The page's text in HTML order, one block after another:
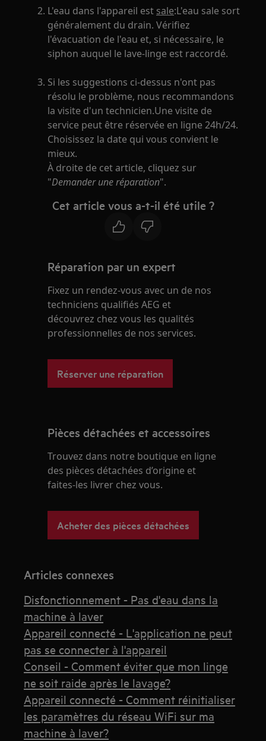
L'eau dans l'appareil est sale:L'eau sale sort
généralement du drain. Vérifiez
l'évacuation de l'eau et, si nécessaire, le
siphon auquel le lave-linge est raccordé.
Si les suggestions ci-dessus n'ont pas
résolu le problème, nous recommandons
la visite d'un technicien.Une visite de
service peut être réservée en ligne 24h/24.
Choisissez la date qui vous convient le
mieux.
À droite de cet article, cliquez sur
"Demander une réparation".
Cet article vous a-t-il été utile ?
Réparation par un expert
Fixez un rendez-vous avec un de nos
techniciens qualifiés AEG et
découvrez chez vous les qualités
professionnelles de nos services.
Réserver une réparation
Pièces détachées et accessoires
Trouvez dans notre boutique en ligne
des pièces détachées d’origine et
faites-les livrer chez vous.
Acheter des pièces détachées
Articles connexes
Disfonctionnement - Pas d'eau dans la
machine à laver
Appareil connecté - L'application ne peut
pas se connecter à l'appareil
Conseil - Comment éviter que mon linge
ne soit raide après le lavage?
Appareil connecté - Comment réinitialiser
les paramètres du réseau WiFi sur ma
machine à laver?